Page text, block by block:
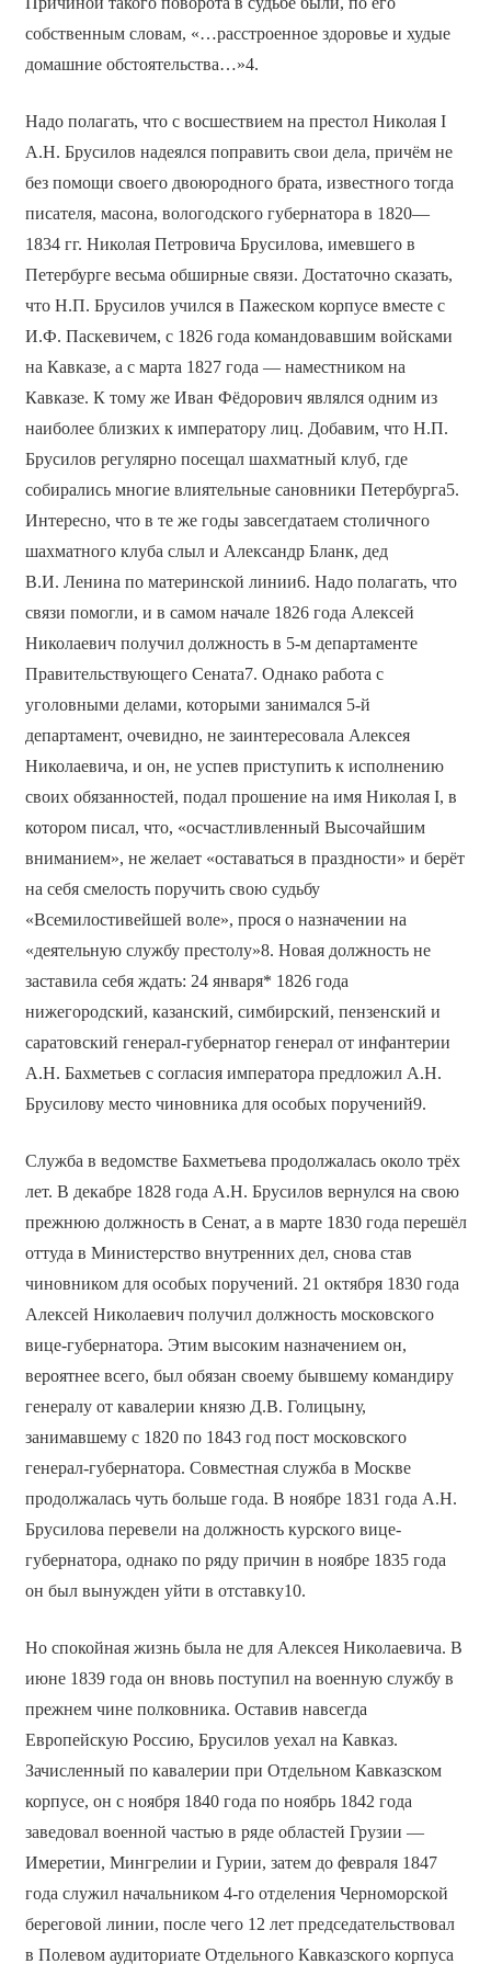
собственным словам, «…расстроенное здоровье и худые
домашние обстоятельства…»4.
Надо полагать, что с восшествием на престол Николая I
А.Н. Брусилов надеялся поправить свои дела, причём не
без помощи своего двоюродного брата, известного тогда
писателя, масона, вологодского губернатора в 1820—
1834 гг. Николая Петровича Брусилова, имевшего в
Петербурге весьма обширные связи. Достаточно сказать,
что Н.П. Брусилов учился в Пажеском корпусе вместе с
И.Ф. Паскевичем, с 1826 года командовавшим войсками
на Кавказе, а с марта 1827 года — наместником на
Кавказе. К тому же Иван Фёдорович являлся одним из
наиболее близких к императору лиц. Добавим, что Н.П.
Брусилов регулярно посещал шахматный клуб, где
собирались многие влиятельные сановники Петербурга5.
Интересно, что в те же годы завсегдатаем столичного
шахматного клуба слыл и Александр Бланк, дед
В.И. Ленина по материнской линии6. Надо полагать, что
связи помогли, и в самом начале 1826 года Алексей
Николаевич получил должность в 5-м департаменте
Правительствующего Сената7. Однако работа с
уголовными делами, которыми занимался 5-й
департамент, очевидно, не заинтересовала Алексея
Николаевича, и он, не успев приступить к исполнению
своих обязанностей, подал прошение на имя Николая I, в
котором писал, что, «осчастливленный Высочайшим
вниманием», не желает «оставаться в праздности» и берёт
на себя смелость поручить свою судьбу
«Всемилостивейшей воле», прося о назначении на
«деятельную службу престолу»8. Новая должность не
заставила себя ждать: 24 января* 1826 года
нижегородский, казанский, симбирский, пензенский и
саратовский генерал-губернатор генерал от инфантерии
А.Н. Бахметьев с согласия императора предложил А.Н.
Брусилову место чиновника для особых поручений9.
Служба в ведомстве Бахметьева продолжалась около трёх
лет. В декабре 1828 года А.Н. Брусилов вернулся на свою
прежнюю должность в Сенат, а в марте 1830 года перешёл
оттуда в Министерство внутренних дел, снова став
чиновником для особых поручений. 21 октября 1830 года
Алексей Николаевич получил должность московского
вице-губернатора. Этим высоким назначением он,
вероятнее всего, был обязан своему бывшему командиру
генералу от кавалерии князю Д.В. Голицыну,
занимавшему с 1820 по 1843 год пост московского
генерал-губернатора. Совместная служба в Москве
продолжалась чуть больше года. В ноябре 1831 года А.Н.
Брусилова перевели на должность курского вице-
губернатора, однако по ряду причин в ноябре 1835 года
он был вынужден уйти в отставку10.
Но спокойная жизнь была не для Алексея Николаевича. В
июне 1839 года он вновь поступил на военную службу в
прежнем чине полковника. Оставив навсегда
Европейскую Россию, Брусилов уехал на Кавказ.
Зачисленный по кавалерии при Отдельном Кавказском
корпусе, он с ноября 1840 года по ноябрь 1842 года
заведовал военной частью в ряде областей Грузии —
Имеретии, Мингрелии и Гурии, затем до февраля 1847
года служил начальником 4-го отделения Черноморской
береговой линии, после чего 12 лет председательствовал
в Полевом аудиториате Отдельного Кавказского корпуса